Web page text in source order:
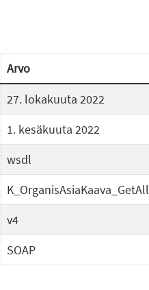
Arvo
27. lokakuuta 2022
1. kesäkuuta 2022
wsdl
K_OrganisAsiaKaava_GetAll
v4
SOAP